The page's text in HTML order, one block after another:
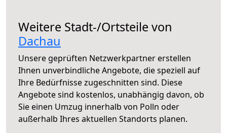
Weitere Stadt-/Ortsteile von
Dachau
Unsere geprüften Netzwerkpartner erstellen
Ihnen unverbindliche Angebote, die speziell auf
Ihre Bedürfnisse zugeschnitten sind. Diese
Angebote sind kostenlos, unabhängig davon, ob
Sie einen Umzug innerhalb von Polln oder
außerhalb Ihres aktuellen Standorts planen.